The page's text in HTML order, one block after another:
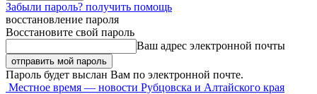
Забыли пароль? получить помощь
восстановление пароля
Восстановите свой пароль
Ваш адрес электронной почты
Пароль будет выслан Вам по электронной почте.
Местное время — новости Рубцовска и Алтайского края